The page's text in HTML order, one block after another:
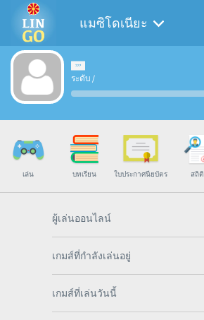
แมซิโดเนียะ
ระดับ /
เล่น บทเรียน ใบประกาศนียบัตร สถิติ
ผู้เล่นออนไลน์
เกมส์ที่กำลังเล่นอยู่
เกมส์ที่เล่นวันนี้